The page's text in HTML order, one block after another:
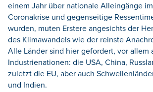
einem Jahr über nationale Alleingänge
Coronakrise und gegenseitige
wurden, muten Erstere angesichts der
des Klimawandels wie der reinste
Alle Länder sind hier gefordert, vor allem
Industrienationen: die USA, China,
zuletzt die EU, aber auch
und Indien.